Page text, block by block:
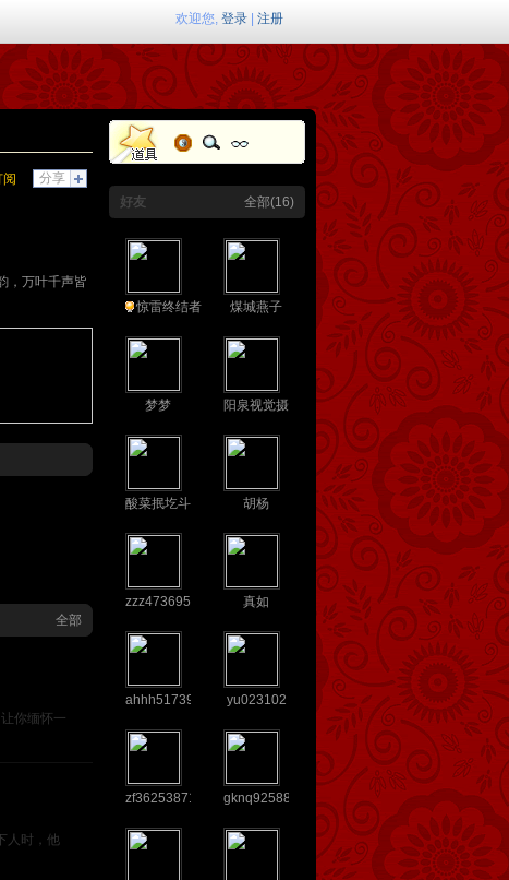
欢迎您, 登录 注册
分享
阅
，万叶千声皆
全部
你缅怀一
人时，他
全部(16)
好友
惊雷终结者 煤城燕子
梦梦 阳泉视觉摄影
酸菜抿圪斗 胡杨
zzz4736958 真如
ahhh5173952 yu023102
zf36253871 gknq925882